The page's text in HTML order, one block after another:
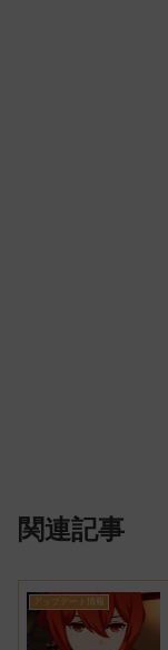
関連記事
アップデート情報